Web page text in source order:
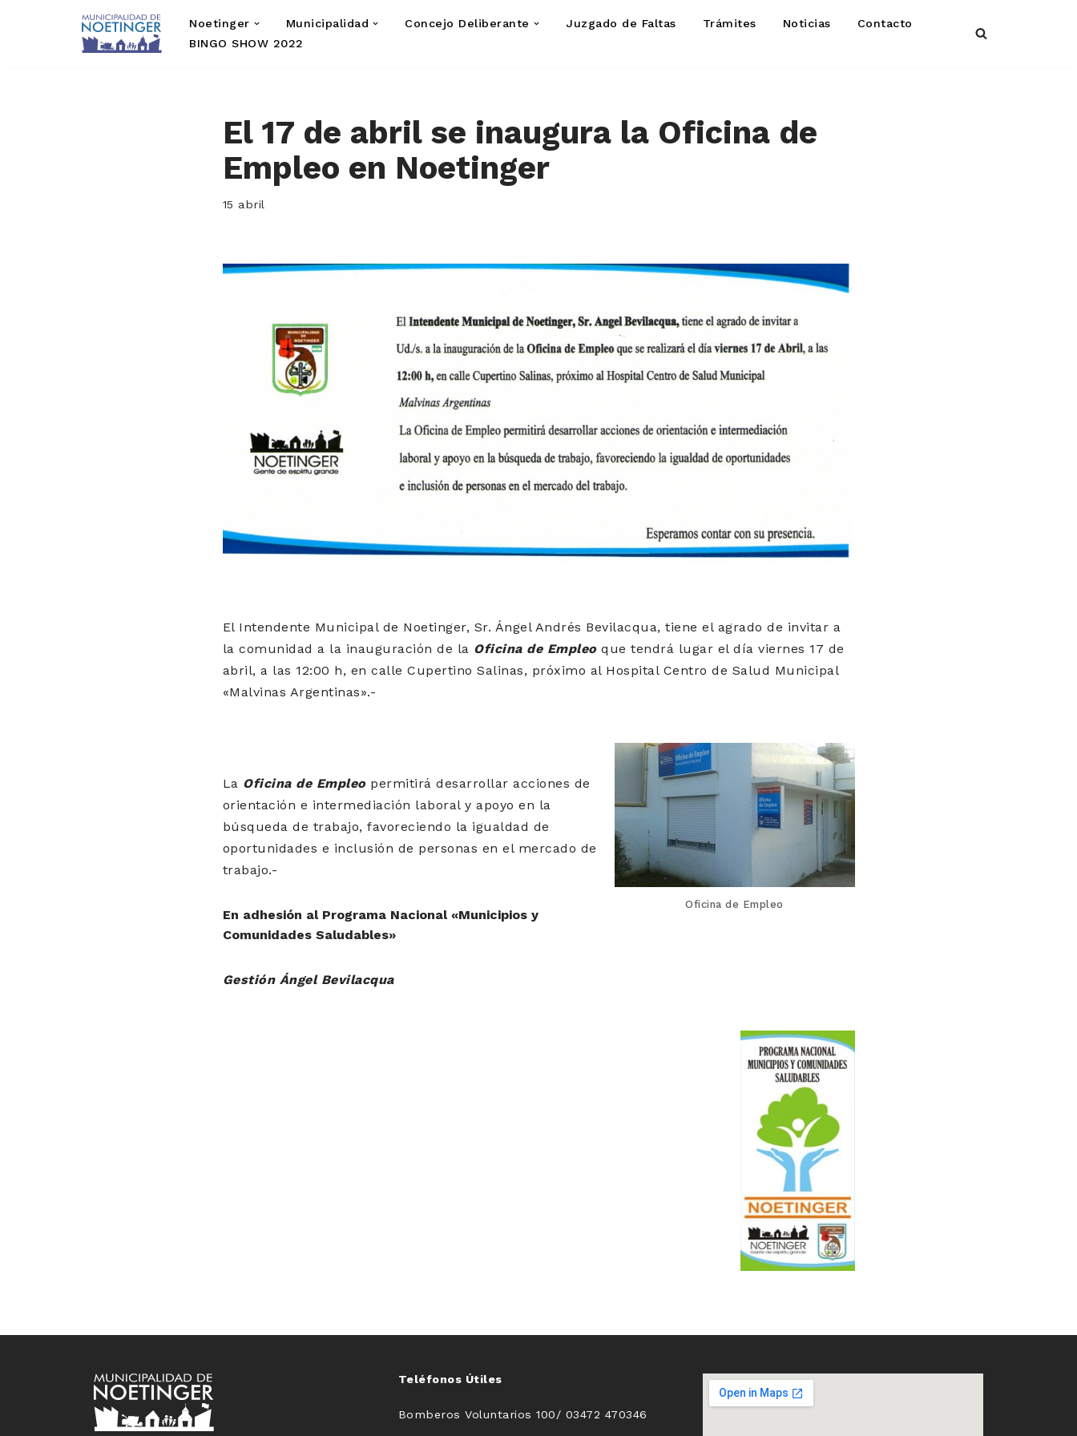
Noetinger Municipalidad Concejo Deliberante Juzgado de Faltas Trámites Noticias
Contacto
BINGO SHOW 2022
El 17 de abril se inaugura la Oficina de
Empleo en Noetinger
15 abril
El Intendente Municipal de Noetinger, Sr. Ángel Andrés Bevilacqua, tiene el agrado de invitar a
la comunidad a la inauguración de la Oficina de Empleoque tendrá lugar el día viernes 17 de
abril, a las 12:00 h, en calle Cupertino Salinas, próximo al Hospital Centro de Salud Municipal
«Malvinas Argentinas».-
Oficina de Empleo
La Oficina de Empleopermitirá desarrollar acciones de
orientación e intermediación laboral y apoyo en la
búsqueda de trabajo, favoreciendo la igualdad de
oportunidades e inclusión de personas en el mercado de
trabajo.-
En adhesión al Programa Nacional «Municipios y
Comunidades Saludables»
Gestión Ángel Bevilacqua
Teléfonos Útiles
Bomberos Voluntarios 100/ 03472 470346